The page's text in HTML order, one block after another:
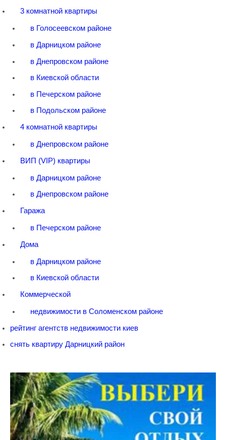
3 комнатной квартиры
в Голосеевском районе
в Дарницком районе
в Днепровском районе
в Киевской области
в Печерском районе
в Подольском районе
4 комнатной квартиры
в Днепровском районе
ВИП (VIP) квартиры
в Дарницком районе
в Днепровском районе
Гаража
в Печерском районе
Дома
в Дарницком районе
в Киевской области
Коммерческой
недвижимости в Соломенском районе
рейтинг агентств недвижимости киев
снять квартиру Дарницкий район